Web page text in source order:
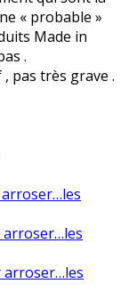
« probable »
Made in
.
pas très grave .
arroser…les
arroser…les
arroser…les